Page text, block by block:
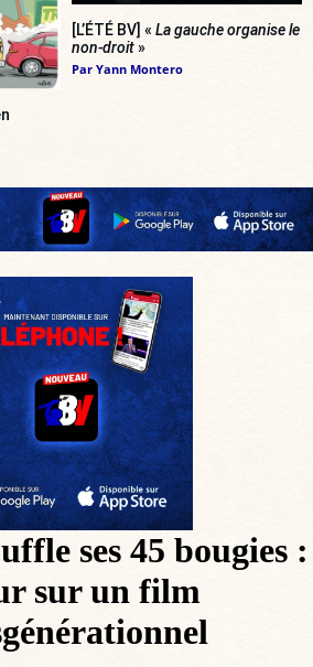
[L’ÉTÉ BV] « La gauche organise le
non-droit»
Par Yann Montero
ses 45 bougies :
sur un film